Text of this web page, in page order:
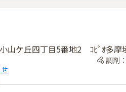
山ケ丘四丁目5番地2 ｺﾋﾟｵ多摩
調剤 ：